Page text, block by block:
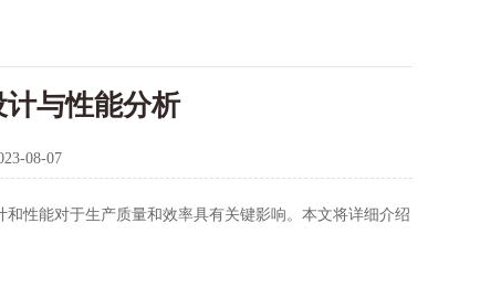
与性能分析
08-07
能对于生产质量和效率具有关键影响。本文将详细介绍